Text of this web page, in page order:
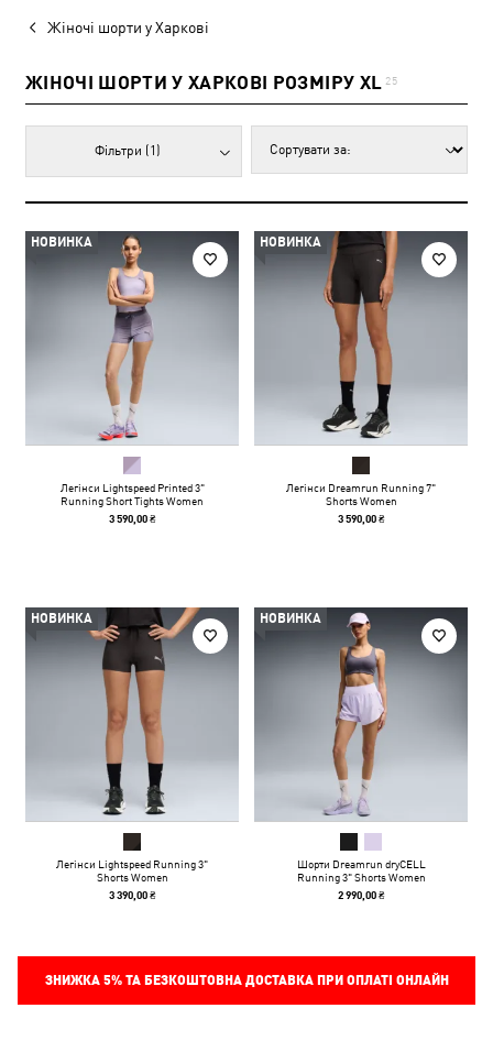
Жіночі шорти у Харкові
ЖІНОЧІ ШОРТИ У ХАРКОВІ РОЗМІРУ XL 25
Фільтри (1)
НОВИНКА
Легінси Lightspeed Printed 3"
Running Short Tights Women
3 590,00 ₴
НОВИНКА
Легінси Dreamrun Running 7"
Shorts Women
3 590,00 ₴
НОВИНКА
Легінси Lightspeed Running 3"
Shorts Women
3 390,00 ₴
НОВИНКА
Шорти Dreamrun dryCELL
Running 3" Shorts Women
2 990,00 ₴
ЗНИЖКА 5%ТА БЕЗКОШТОВНА ДОСТАВКА ПРИ ОПЛАТІ ОНЛАЙН